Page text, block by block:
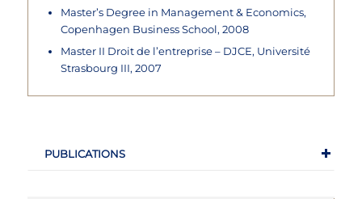
Master’s Degree in Management & Economics,
Copenhagen Business School, 2008
Master II Droit de l’entreprise – DJCE, Université
Strasbourg III, 2007
PUBLICATIONS